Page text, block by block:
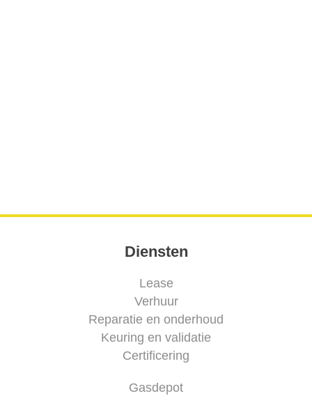
Diensten
Lease
Verhuur
Reparatie en onderhoud
Keuring en validatie
Certificering
Gasdepot